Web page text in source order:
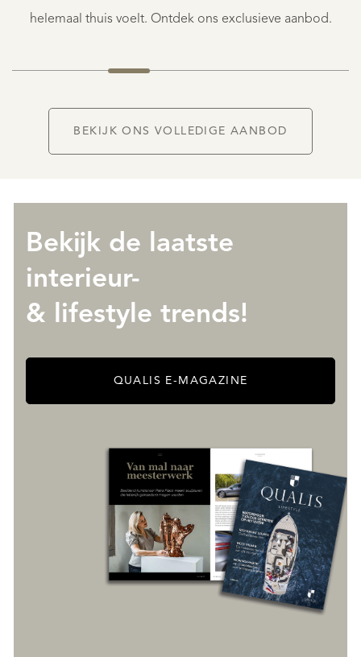
helemaal thuis voelt. Ontdek ons exclusieve aanbod.
BEKIJK ONS VOLLEDIGE AANBOD
Bekijk de laatste
interieur-
& lifestyle trends!
QUALIS E-MAGAZINE